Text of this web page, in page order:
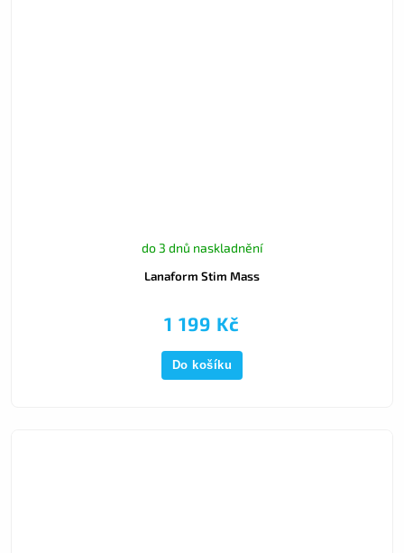
Lanaform Stim Mass
do 3 dnů naskladnění
1 199 Kč
Do košíku